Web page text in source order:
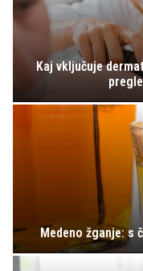
Kaj vključuje
Medeno žganje: s